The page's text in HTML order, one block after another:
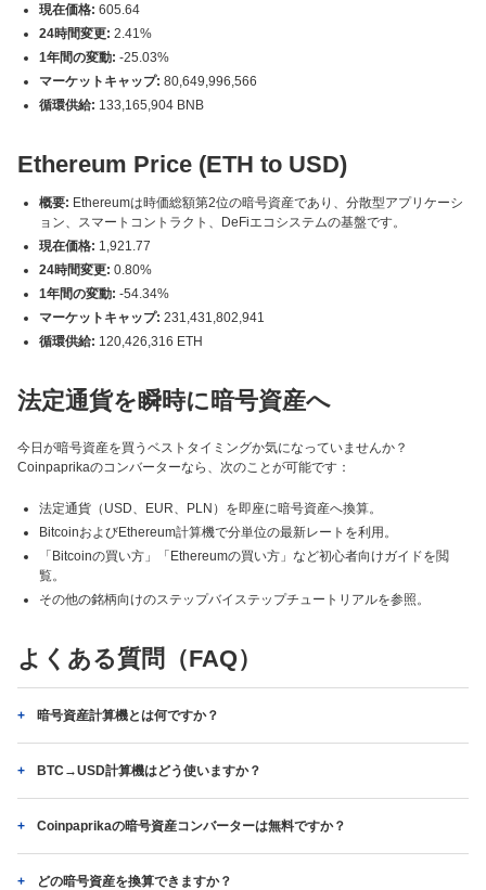
現在価格: 605.64
24時間変更: 2.41%
1年間の変動: -25.03%
マーケットキャップ: 80,649,996,566
循環供給: 133,165,904 BNB
Ethereum Price (ETH to USD)
概要: Ethereumは時価総額第2位の暗号資産であり、分散型アプリケーシ
ョン、スマートコントラクト、DeFiエコシステムの基盤です。
現在価格: 1,921.77
24時間変更: 0.80%
1年間の変動: -54.34%
マーケットキャップ: 231,431,802,941
循環供給: 120,426,316 ETH
法定通貨を瞬時に暗号資産へ
今日が暗号資産を買うベストタイミングか気になっていませんか？
Coinpaprikaのコンバーターなら、次のことが可能です：
法定通貨（USD、EUR、PLN）を即座に暗号資産へ換算。
BitcoinおよびEthereum計算機で分単位の最新レートを利用。
「Bitcoinの買い方」「Ethereumの買い方」など初心者向けガイドを閲
覧。
その他の銘柄向けのステップバイステップチュートリアルを参照。
よくある質問（FAQ）
暗号資産計算機とは何ですか？
BTC→USD計算機はどう使いますか？
Coinpaprikaの暗号資産コンバーターは無料ですか？
どの暗号資産を換算できますか？